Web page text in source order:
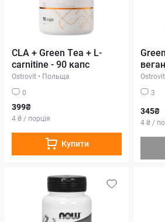
CLA + Green Tea + L-
carnitine - 90 капс
Ostrovit • Польща
0
399₴
4 ₴ / порція
Купити
Ostrovit
3
345₴
4 ₴ /